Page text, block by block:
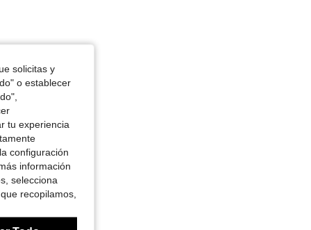
solicitas y
o establecer
tu experiencia
configuración
información
selecciona
recopilamos,